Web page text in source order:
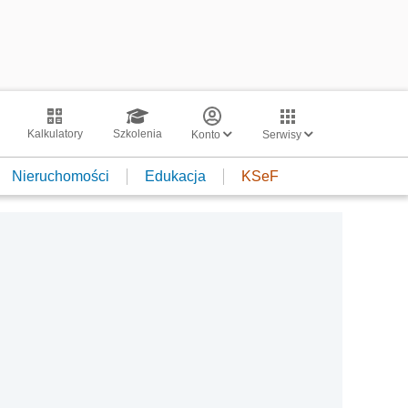
Kalkulatory Szkolenia Konto Serwisy
Nieruchomości Edukacja KSeF